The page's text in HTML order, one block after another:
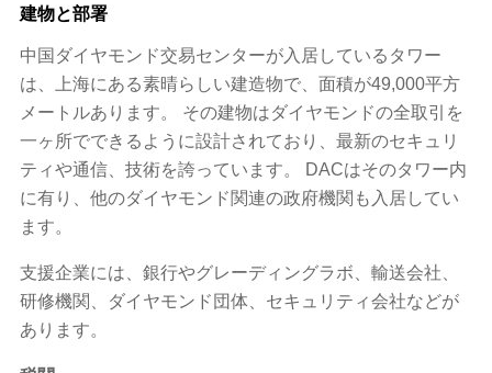
建物と部署
中国ダイヤモンド交易センターが入居しているタワー
は、上海にある素晴らしい建造物で、面積が49,000平方
メートルあります。 その建物はダイヤモンドの全取引を
一ヶ所でできるように設計されており、最新のセキュリ
ティや通信、技術を誇っています。 DACはそのタワー内
に有り、他のダイヤモンド関連の政府機関も入居してい
ます。
支援企業には、銀行やグレーディングラボ、輸送会社、
研修機関、ダイヤモンド団体、セキュリティ会社などが
あります。